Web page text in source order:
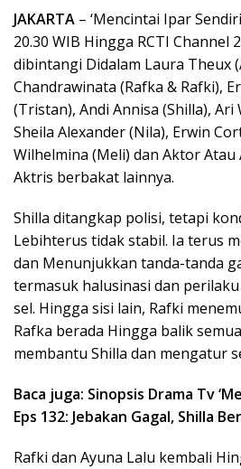
JAKARTA – ‘Mencintai Ipar
20.30 WIB Hingga RCTI Channel
dibintangi Didalam Laura Theux
Chandrawinata (Rafka & Rafki),
(Tristan), Andi Annisa (Shilla), Ari
Sheila Alexander (Nila), Erwin
Wilhelmina (Meli) dan Aktor
Aktris berbakat lainnya.
Shilla ditangkap polisi, tetapi
Lebihterus tidak stabil. Ia terus
dan Menunjukkan tanda-tanda
termasuk halusinasi dan
sel. Hingga sisi lain, Rafki
Rafka berada Hingga balik
membantu Shilla dan mengatur
Baca juga: Sinopsis Drama Tv
Eps 132: Jebakan Gagal, Shilla
Rafki dan Ayuna Lalu kembali